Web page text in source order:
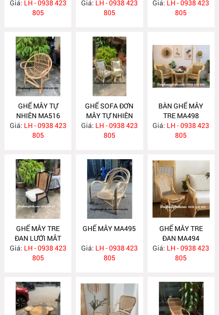
MA535
Giá: LH - 0938 423
805
Giá: LH - 0938 423
805
Giá: LH - 0938 423
805
GHẾ MÂY TỰ
NHIÊN MA516
Giá: LH - 0938 423
805
GHẾ SOFA ĐƠN
MÂY TỰ NHIÊN
MA515
Giá: LH - 0938 423
805
BÀN GHẾ MÂY
TRE MA498
Giá: LH - 0938 423
805
GHẾ MÂY TRE
ĐAN LƯỚI MẮT
CÁO MA496
Giá: LH - 0938 423
805
GHẾ MÂY MA495
Giá: LH - 0938 423
805
GHẾ MÂY TRE
ĐAN MA494
Giá: LH - 0938 423
805